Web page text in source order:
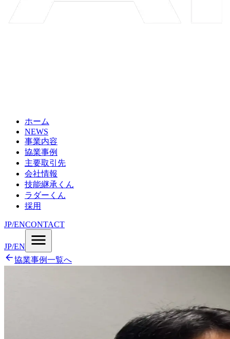
ホーム
NEWS
事業内容
協業事例
主要取引先
会社情報
技能継承くん
ラダーくん
採用
JP/ENCONTACT
JP/EN
協業事例一覧へ